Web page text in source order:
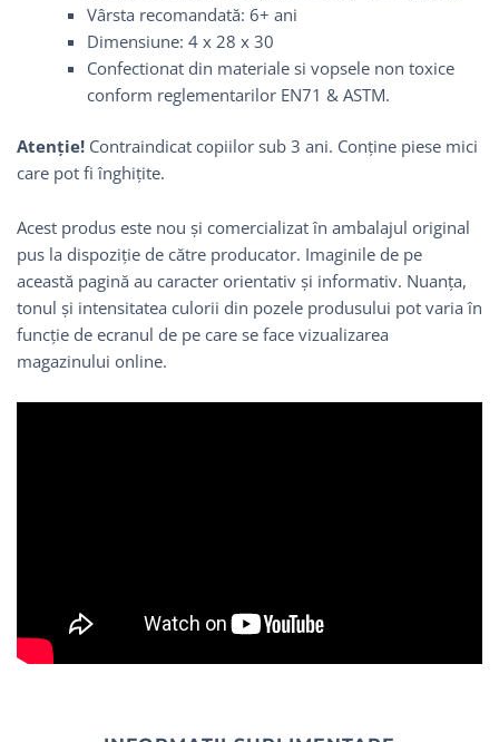
Vârsta recomandată: 6+ ani
Dimensiune: 4 x 28 x 30
Confectionat din materiale si vopsele non toxice
conform reglementarilor EN71 & ASTM.
Atenție! Contraindicat copiilor sub 3 ani. Conţine piese mici
care pot fi înghițite.
Acest produs este nou și comercializat în ambalajul original
pus la dispoziție de către producator. Imaginile de pe
această pagină au caracter orientativ și informativ. Nuanța,
tonul și intensitatea culorii din pozele produsului pot varia în
funcție de ecranul de pe care se face vizualizarea
magazinului online.